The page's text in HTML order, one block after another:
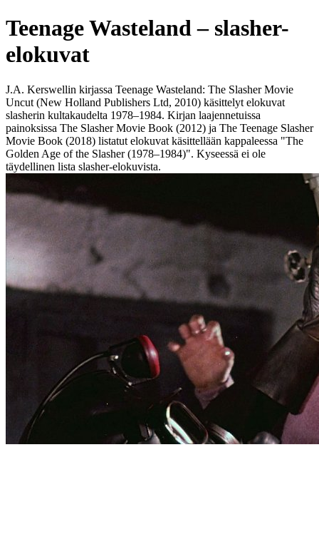
Teenage Wasteland – slasher-
elokuvat
J.A. Kerswellin kirjassa Teenage Wasteland: The Slasher Movie
Uncut (New Holland Publishers Ltd, 2010) käsittelyt elokuvat
slasherin kultakaudelta 1978–1984. Kirjan laajennetuissa
painoksissa The Slasher Movie Book (2012) ja The Teenage Slasher
Movie Book (2018) listatut elokuvat käsittellään kappaleessa "The
Golden Age of the Slasher (1978–1984)". Kyseessä ei ole
täydellinen lista slasher-elokuvista.